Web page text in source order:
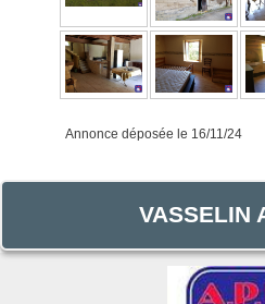
Annonce déposée le 16/11/24
VASSELIN